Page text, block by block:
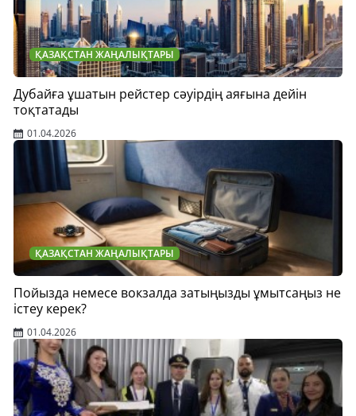
ҚАЗАҚСТАН ЖАҢАЛЫҚТАРЫ
Дубайға ұшатын рейстер сәуірдің аяғына дейін
тоқтатады
01.04.2026
ҚАЗАҚСТАН ЖАҢАЛЫҚТАРЫ
Пойызда немесе вокзалда затыңызды ұмытсаңыз не
істеу керек?
01.04.2026